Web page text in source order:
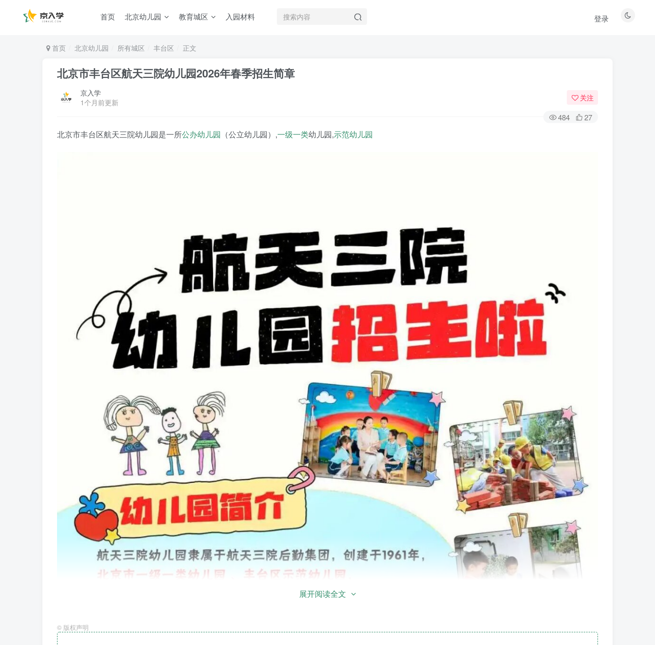
首页 北京幼儿园 教育城区 入园材料 登录
首页 北京幼儿园 所有城区 丰台区 正文
北京市丰台区航天三院幼儿园2026年春季招生简章
京入学
1个月前更新
关注
484 27
北京市丰台区航天三院幼儿园是一所公办幼儿园 （公立幼儿园）,一级一类幼儿园,示范幼儿园
展开阅读全文
© 版权声明